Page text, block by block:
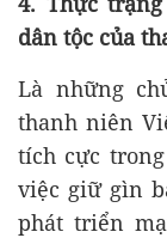
dân tộc của
Là những
thanh niên
tích cực
việc giữ gìn
phát triển